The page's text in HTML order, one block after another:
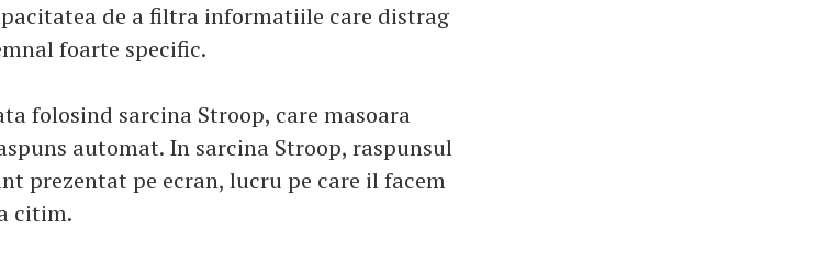
de a filtra informatiile care distrag
foarte specific.
folosind sarcina Stroop, care masoara
automat. In sarcina Stroop, raspunsul
prezentat pe ecran, lucru pe care il facem
citim.